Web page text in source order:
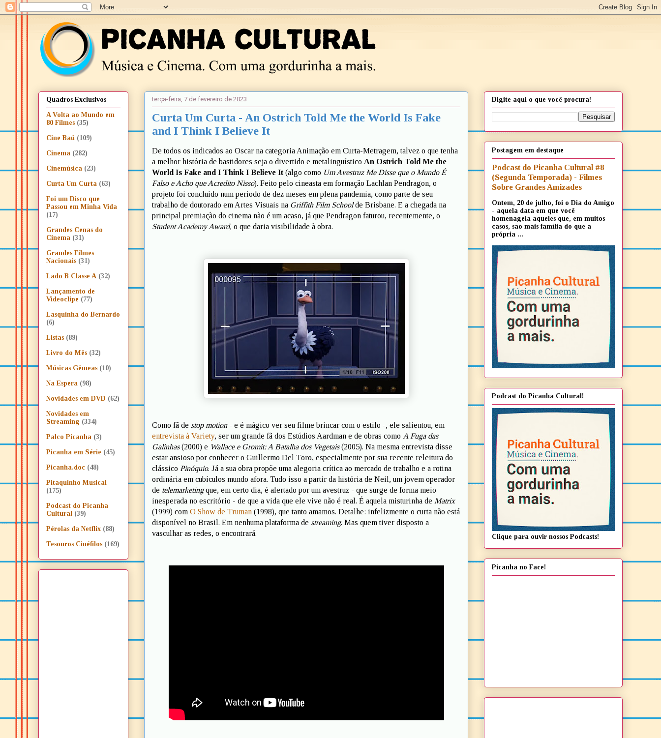
terça-feira, 7 de fevereiro de 2023
Curta Um Curta - An Ostrich Told Me the World Is Fake
and I Think I Believe It
De todos os indicados ao Oscar na categoria Animação em Curta-Metragem, talvez o que tenha
a melhor história de bastidores seja o divertido e metalinguístico An Ostrich Told Me the
World Is Fake and I Think I Believe It (algo como Um Avestruz Me Disse que o Mundo É
Falso e Acho que Acredito Nisso). Feito pelo cineasta em formação Lachlan Pendragon, o
projeto foi concluído num período de dez meses em plena pandemia, como parte de seu
trabalho de doutorado em Artes Visuais na Griffith Film Schoolde Brisbane. E a chegada na
principal premiação do cinema não é um acaso, já que Pendragon faturou, recentemente, o
Student Academy Award, o que daria visibilidade à obra.
Como fã de stop motion- e é mágico ver seu filme brincar com o estilo -, ele salientou, em
entrevista à Variety, ser um grande fã dos Estúdios Aardman e de obras como A Fuga das
Galinhas(2000) e Wallace e Gromit: A Batalha dos Vegetais(2005). Na mesma entrevista disse
estar ansioso por conhecer o Guillermo Del Toro, especialmente por sua recente releitura do
clássico Pinóquio. Já a sua obra propõe uma alegoria crítica ao mercado de trabalho e a rotina
ordinária em cubículos mundo afora. Tudo isso a partir da história de Neil, um jovem operador
de telemarketingque, em certo dia, é alertado por um avestruz - que surge de forma meio
inesperada no escritório - de que a vida que ele vive não é real. É aquela misturinha de Matrix
(1999) com O Show de Truman (1998), que tanto amamos. Detalhe: infelizmente o curta não está
disponível no Brasil. Em nenhuma plataforma de streaming. Mas quem tiver disposto a
vasculhar as redes, o encontrará.
Quadros Exclusivos
A Volta ao Mundo em
80 Filmes (35)
Cine Baú (109)
Cinema (282)
Cinemúsica (23)
Curta Um Curta (63)
Foi um Disco que
Passou em Minha Vida
(17)
Grandes Cenas do
Cinema (31)
Grandes Filmes
Nacionais (31)
Lado B Classe A (32)
Lançamento de
Videoclipe (77)
Lasquinha do Bernardo
(6)
Listas (89)
Livro do Mês (32)
Músicas Gêmeas (10)
Na Espera (98)
Novidades em DVD (62)
Novidades em
Streaming (334)
Palco Picanha (3)
Picanha em Série (45)
Picanha.doc (48)
Pitaquinho Musical
(175)
Podcast do Picanha
Cultural (39)
Pérolas da Netflix (88)
Tesouros Cinéfilos (169)
Digite aqui o que você procura!
Postagem em destaque
Podcast do Picanha Cultural #8
(Segunda Temporada) - Filmes
Sobre Grandes Amizades
Ontem, 20 de julho, foi o Dia do Amigo
- aquela data em que você
homenageia aqueles que, em muitos
casos, são mais família do que a
própria ...
Podcast do Picanha Cultural!
Clique para ouvir nossos Podcasts!
Picanha no Face!